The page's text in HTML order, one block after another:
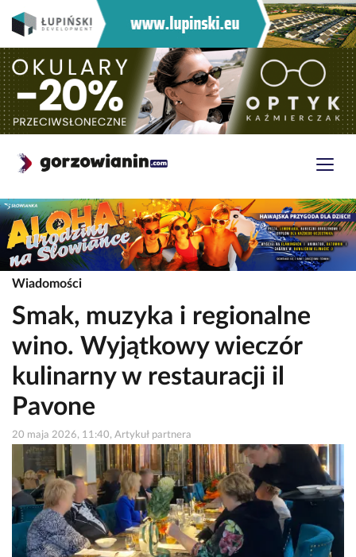
Wiadomości
Smak, muzyka i regionalne
wino. Wyjątkowy wieczór
kulinarny w restauracji il
Pavone
20 maja 2026, 11:40, Artykuł partnera